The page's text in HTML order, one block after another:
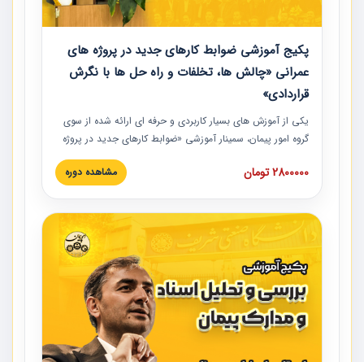
پکیج آموزشی ضوابط کارهای جدید در پروژه های
عمرانی «چالش ها، تخلفات و راه حل ها با نگرش
قراردادی»
یکی از آموزش‏‏‏‏‏‏ های بسیار کاربردی و حرفه‏ ای ارائه شده از سوی
گروه امور پیمان، سمینار آموزشی «ضوابط کارهای جدید در پروژه
های عمرانی» چالش ها، تخلفات و راه حل ها با نگرش قراردادی
است که در محل سندیکای شرکت های ساختمانی کشور ارائه شد.
مدارک پیمان به همراه تجربیات عملی ارائه شده است.
2800000 تومان مشاهده دوره